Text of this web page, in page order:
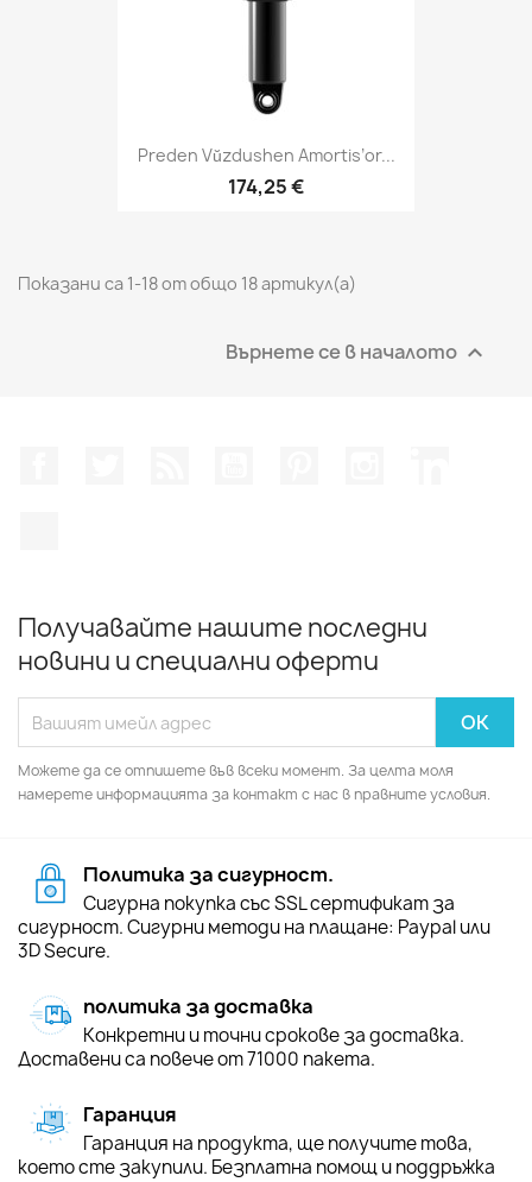
Preden Vŭzdushen Amortis’or...
174,25 €
Показани са 1-18 от общо 18 артикул(а)
Върнете се в началото 
Получавайте нашите последни
новини и специални оферти
Можете да се отпишете във всеки момент. За целта моля
намерете информацията за контакт с нас в правните условия.
Политика за сигурност.
Сигурна покупка със SSL сертификат за
сигурност. Сигурни методи на плащане: Paypal или
3D Secure.
политика за доставка
Конкретни и точни срокове за доставка.
Доставени са повече от 71000 пакета.
Гаранция
Гаранция на продукта, ще получите това,
което сте закупили. Безплатна помощ и поддръжка